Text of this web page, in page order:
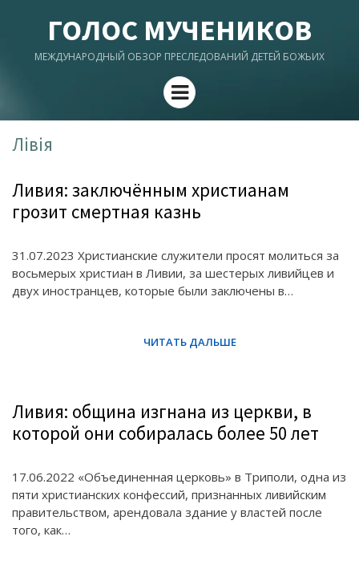
ГОЛОС МУЧЕНИКОВ
МЕЖДУНАРОДНЫЙ ОБЗОР ПРЕСЛЕДОВАНИЙ ДЕТЕЙ БОЖЬИХ
Menu
Лівія
Ливия: заключённым христианам
грозит смертная казнь
31.07.2023 Христианские служители просят молиться за
восьмерых христиан в Ливии, за шестерых ливийцев и
двух иностранцев, которые были заключены в…
Ливия: община изгнана из церкви, в
которой они собиралась более 50 лет
17.06.2022 «Объединенная церковь» в Триполи, одна из
пяти христианских конфессий, признанных ливийским
правительством, арендовала здание у властей после
того, как…